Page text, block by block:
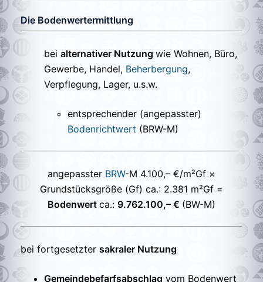
Die Bodenwertermittlung
bei alternativer Nutzung wie Wohnen, Büro,
Gewerbe, Handel, Beherbergung,
Verpflegung, Lager, u.s.w.
entsprechender (angepasster)
Bodenrichtwert (BRW-M)
angepasster BRW-M 4.100,– €/m²Gf ×
Grundstücksgröße (Gf) ca.: 2.381 m²Gf =
Bodenwert ca.: 9.762.100,– € (BW-M)
bei fortgesetzter sakraler Nutzung
Gemeindebefarfsabschlag vom Bodenwert